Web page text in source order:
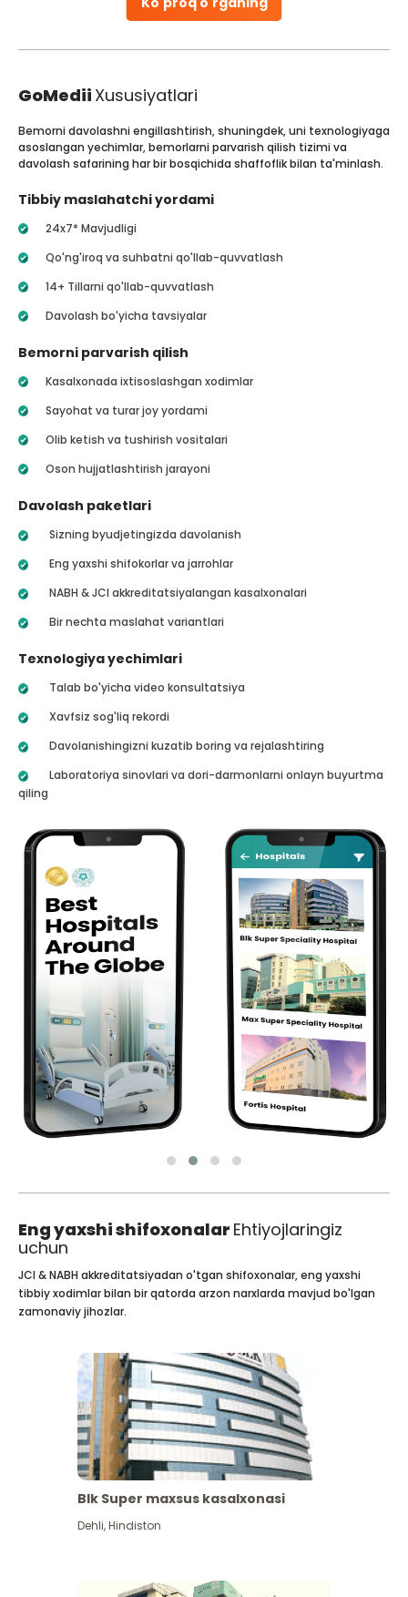
GoMedii Xususiyatlari
Bemorni davolashni engillashtirish, shuningdek, uni texnologiyaga
asoslangan yechimlar, bemorlarni parvarish qilish tizimi va
davolash safarining har bir bosqichida shaffoflik bilan ta'minlash.
Tibbiy maslahatchi yordami
24x7* Mavjudligi
Qo'ng'iroq va suhbatni qo'llab-quvvatlash
14+ Tillarni qo'llab-quvvatlash
Davolash bo'yicha tavsiyalar
Bemorni parvarish qilish
Kasalxonada ixtisoslashgan xodimlar
Sayohat va turar joy yordami
Olib ketish va tushirish vositalari
Oson hujjatlashtirish jarayoni
Davolash paketlari
Sizning byudjetingizda davolanish
Eng yaxshi shifokorlar va jarrohlar
NABH & JCI akkreditatsiyalangan kasalxonalari
Bir nechta maslahat variantlari
Texnologiya yechimlari
Talab bo'yicha video konsultatsiya
Xavfsiz sog'liq rekordi
Davolanishingizni kuzatib boring va rejalashtiring
Laboratoriya sinovlari va dori-darmonlarni onlayn buyurtma
qiling
Eng yaxshi shifoxonalar Ehtiyojlaringiz
uchun
JCI & NABH akkreditatsiyadan o'tgan shifoxonalar, eng yaxshi
tibbiy xodimlar bilan bir qatorda arzon narxlarda mavjud bo'lgan
zamonaviy jihozlar.
Blk Super maxsus kasalxonasi
Dehli,Hindiston